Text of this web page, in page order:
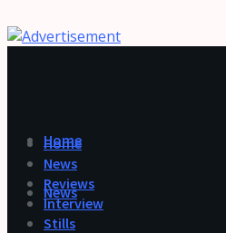
Home
News
Home
News
Reviews
Interview
Stills